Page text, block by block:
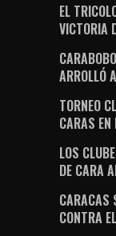
EL
VICTORIA
ARROLLÓ
TORNEO
CARAS
LOS
DE CARA
CARACAS
CONTRA